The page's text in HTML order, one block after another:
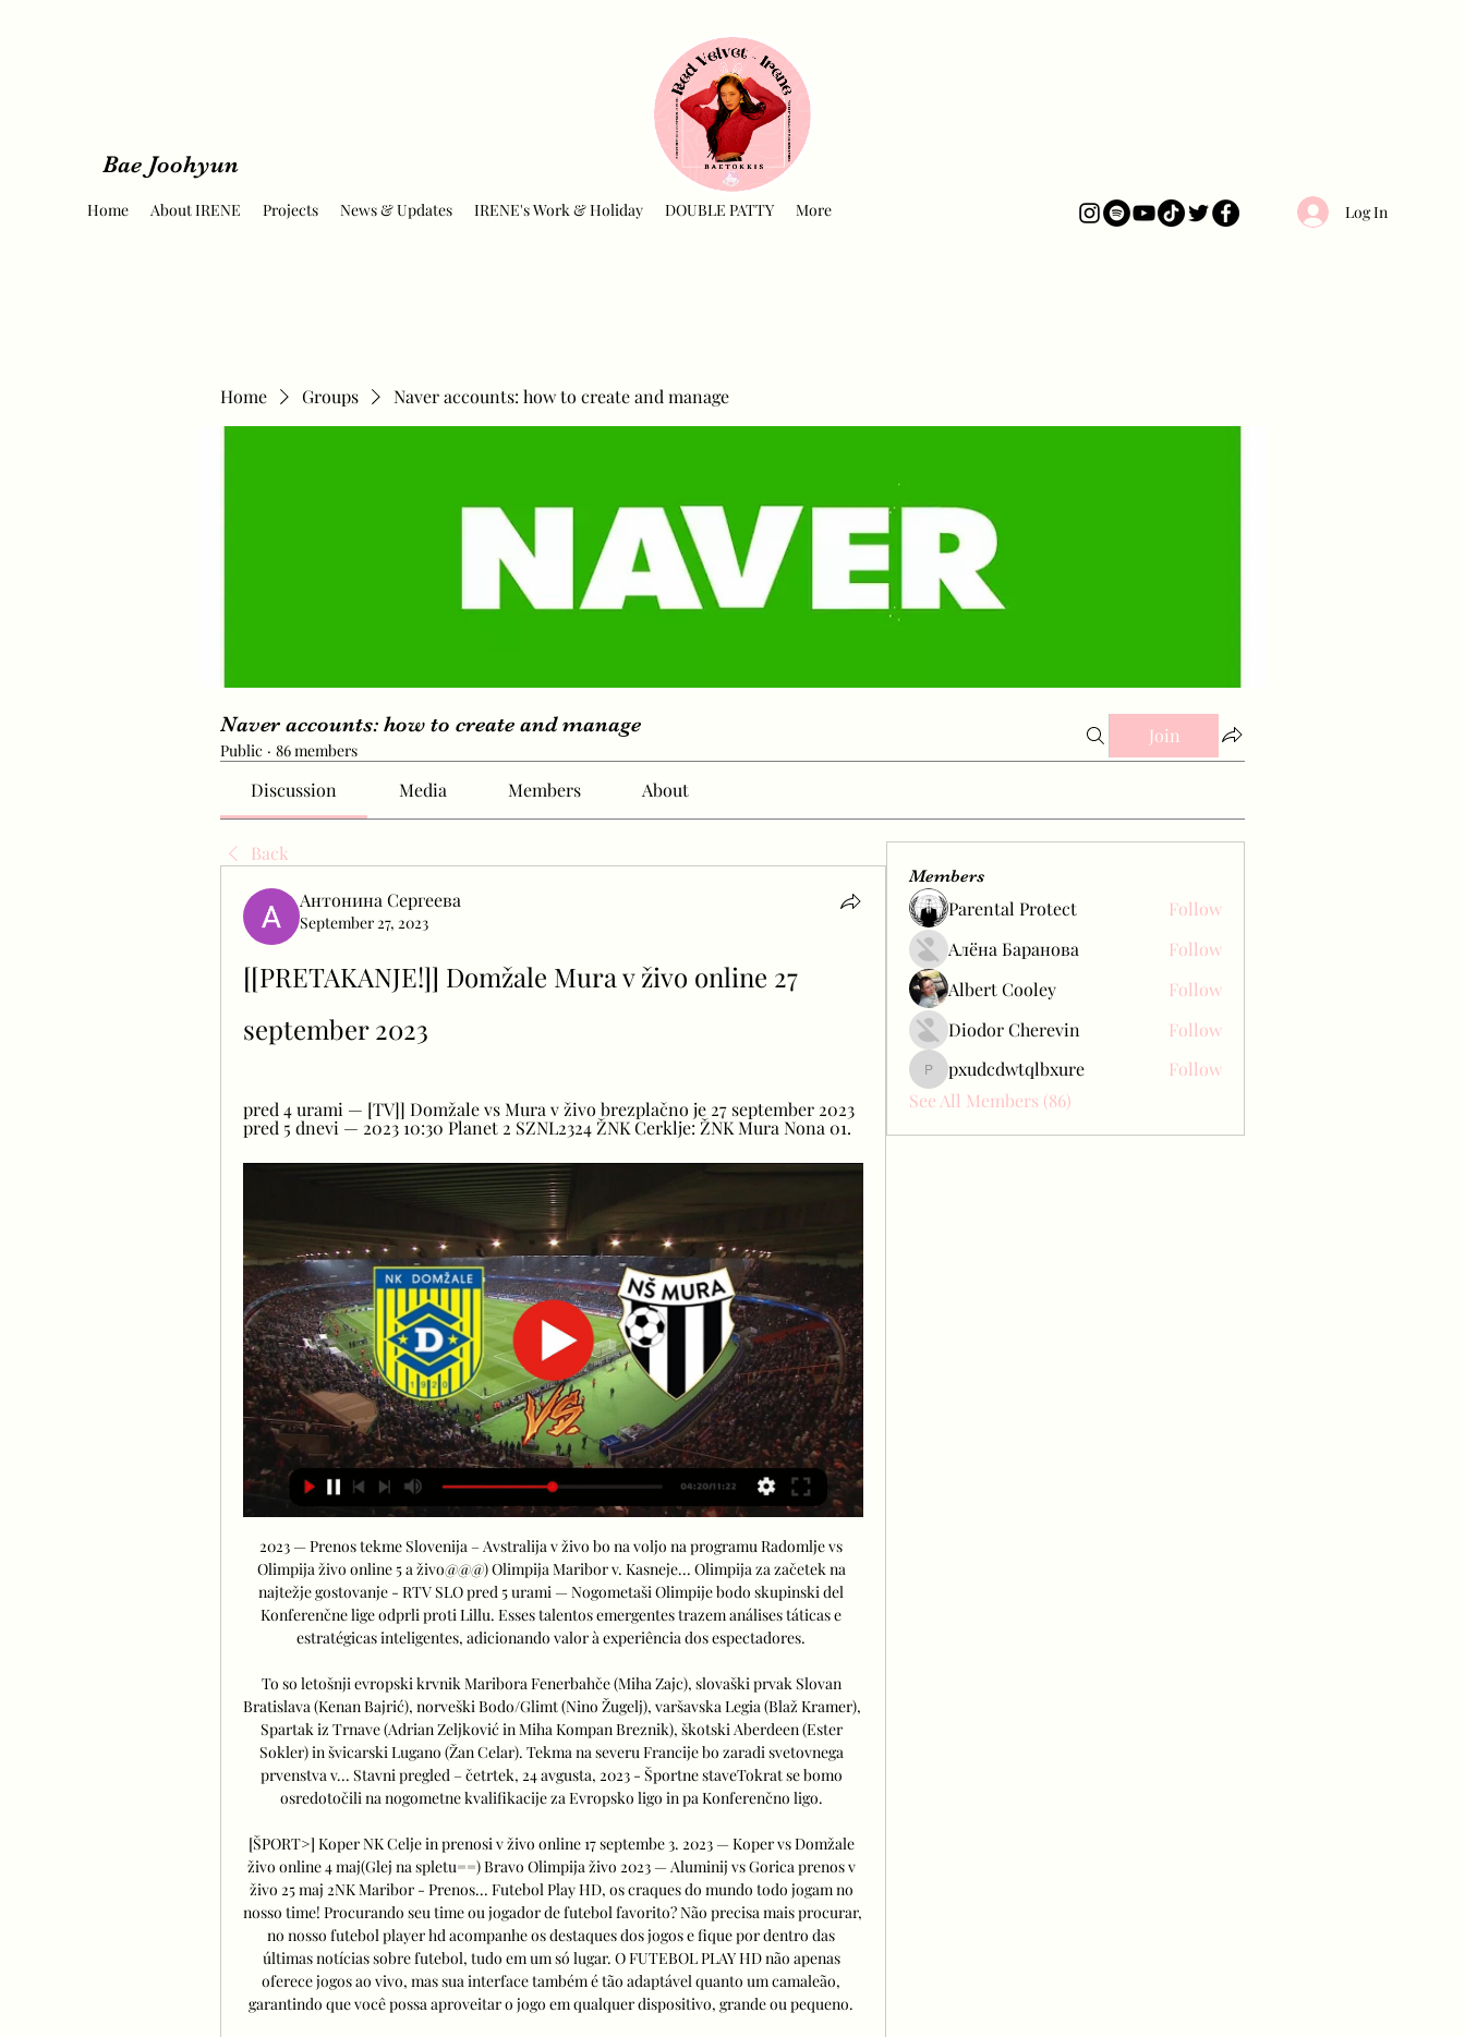
Bae Joohyun
Home About IRENE Projects News & Updates IRENE's Work & Holiday DOUBLE PATTY More Log In
Home Groups Naver accounts: how to create and manage
Naver accounts: how to create and manage
Public · 86 members
Join
Discussion Media Members About
Back
Антонина Сергеева
September 27, 2023
[[PRETAKANJE!]] Domžale Mura v živo online 27
september 2023
pred 4 urami — [TV]] Domžale vs Mura v živo brezplačno je 27 september 2023
pred 5 dnevi — 2023 10:30 Planet 2 SZNL2324 ŽNK Cerklje: ŽNK Mura Nona 01.
2023 — Prenos tekme Slovenija – Avstralija v živo bo na voljo na programu Radomlje vs
Olimpija živo online 5 a živo@@@) Olimpija Maribor v. Kasneje... Olimpija za začetek na
najtežje gostovanje - RTV SLO pred 5 urami — Nogometaši Olimpije bodo skupinski del
Konferenčne lige odprli proti Lillu. Esses talentos emergentes trazem análises táticas e
estratégicas inteligentes, adicionando valor à experiência dos espectadores.
To so letošnji evropski krvnik Maribora Fenerbahče (Miha Zajc), slovaški prvak Slovan
Bratislava (Kenan Bajrić), norveški Bodo/Glimt (Nino Žugelj), varšavska Legia (Blaž Kramer),
Spartak iz Trnave (Adrian Zeljković in Miha Kompan Breznik), škotski Aberdeen (Ester
Sokler) in švicarski Lugano (Žan Celar). Tekma na severu Francije bo zaradi svetovnega
prvenstva v... Stavni pregled – četrtek, 24 avgusta, 2023 - Športne staveTokrat se bomo
osredotočili na nogometne kvalifikacije za Evropsko ligo in pa Konferenčno ligo.
[ŠPORT>] Koper NK Celje in prenosi v živo online 17 septembe 3. 2023 — Koper vs Domžale
živo online 4 maj(Glej na spletu==) Bravo Olimpija živo 2023 — Aluminij vs Gorica prenos v
živo 25 maj 2NK Maribor - Prenos... Futebol Play HD, os craques do mundo todo jogam no
nosso time! Procurando seu time ou jogador de futebol favorito? Não precisa mais procurar,
no nosso futebol player hd acompanhe os destaques dos jogos e fique por dentro das
últimas notícias sobre futebol, tudo em um só lugar. O FUTEBOL PLAY HD não apenas
oferece jogos ao vivo, mas sua interface também é tão adaptável quanto um camaleão,
garantindo que você possa aproveitar o jogo em qualquer dispositivo, grande ou pequeno.
Members
Parental Protect
Follow
Алёна Баранова
Follow
Albert Cooley
Follow
Diodor Cherevin
Follow
pxudcdwtqlbxure
pxudcdwtqlbxure
Follow
See All Members (86)